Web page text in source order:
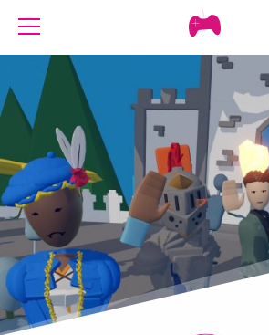
Creative
AKTUELLES
TERMINE
ANGEBOTE
PROJEKTE
PRESSE
SPENDE